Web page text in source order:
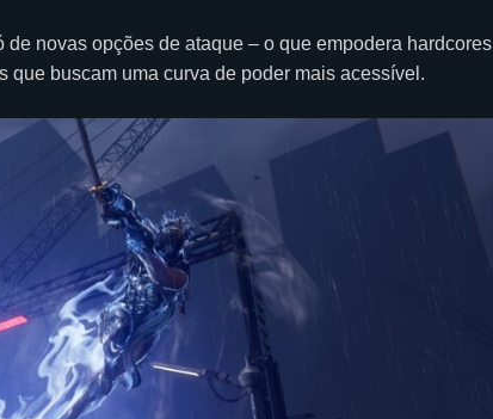
novas opções de ataque – o que empodera hardcores
buscam uma curva de poder mais acessível.